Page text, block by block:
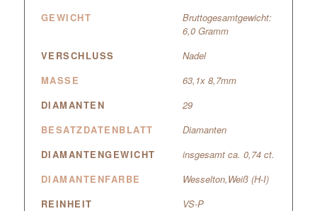
GEWICHT
Bruttogesamtgewicht:
6,0 Gramm
VERSCHLUSS
Nadel
MASSE
63,1x 8,7mm
DIAMANTEN
29
BESATZDATENBLATT
Diamanten
DIAMANTENGEWICHT
insgesamt ca. 0,74 ct.
DIAMANTENFARBE
Wesselton,Weiß (H-I)
REINHEIT
VS-P